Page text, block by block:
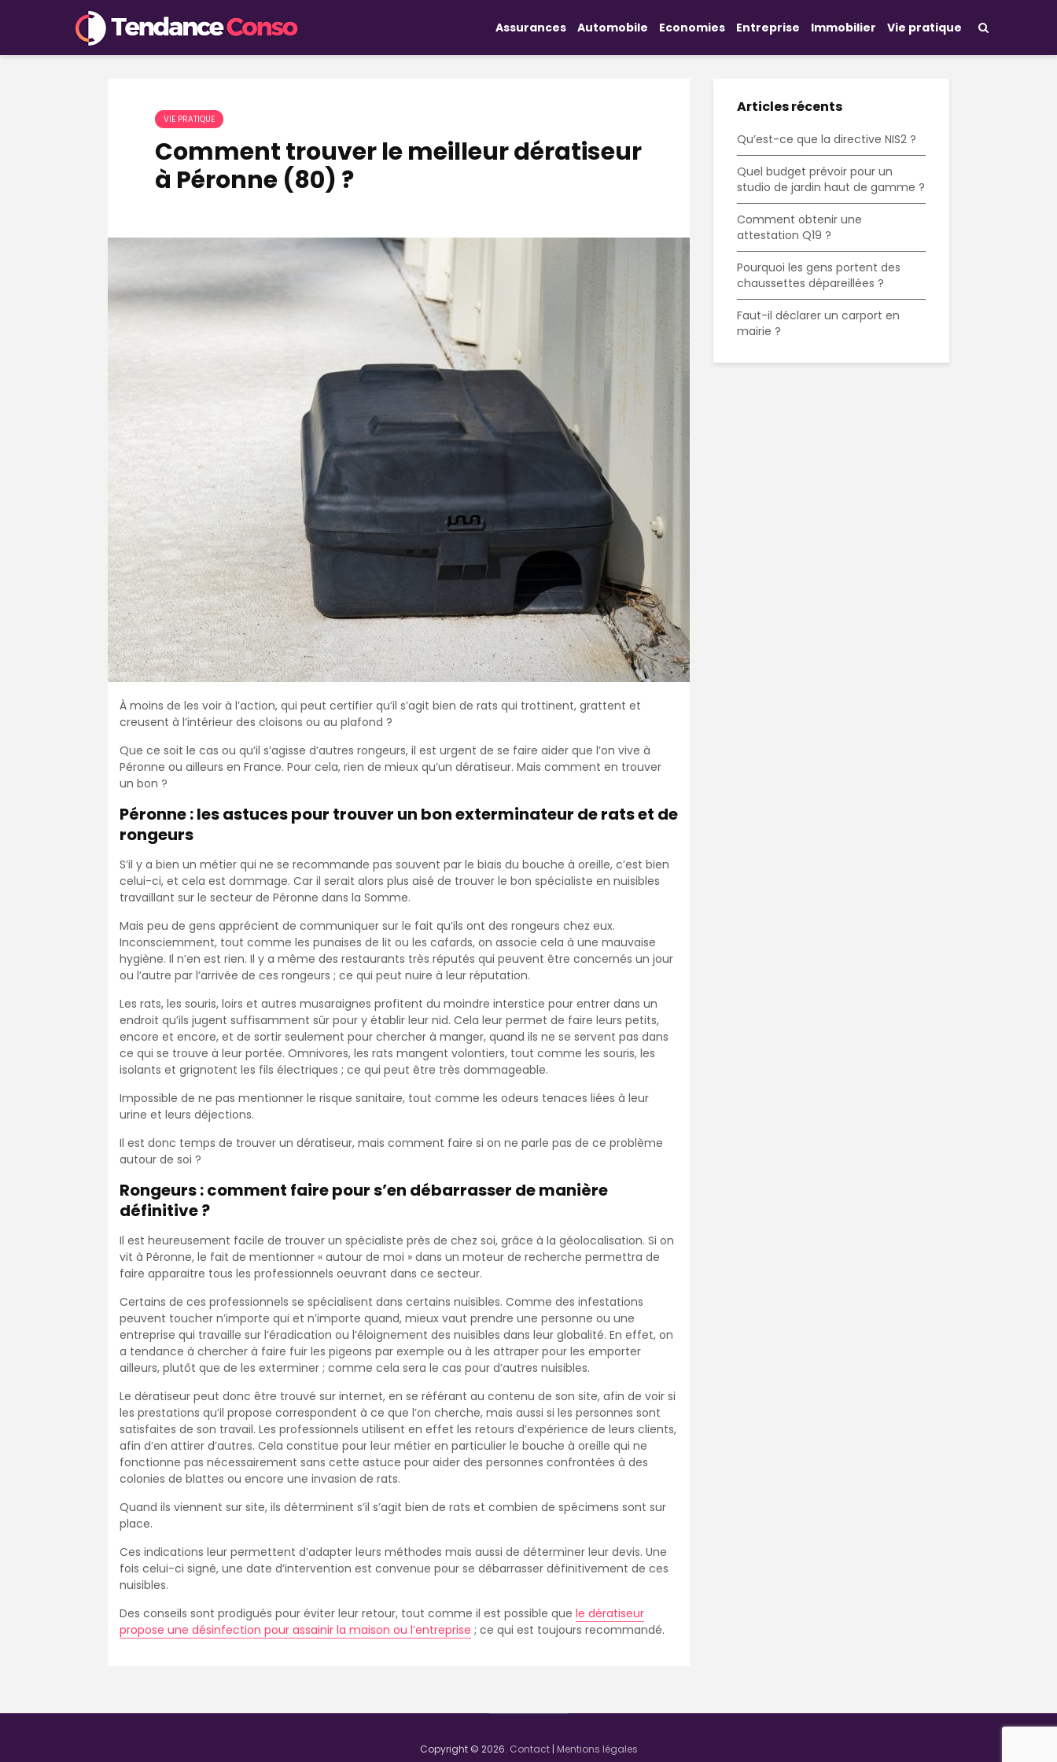
Assurances Automobile Economies Entreprise Immobilier Vie pratique
VIE PRATIQUE
Comment trouver le meilleur dératiseur
à Péronne (80) ?
À moins de les voir à l’action, qui peut certifier qu’il s’agit bien de rats qui trottinent, grattent et
creusent à l’intérieur des cloisons ou au plafond ?
Que ce soit le cas ou qu’il s’agisse d’autres rongeurs, il est urgent de se faire aider que l’on vive à
Péronne ou ailleurs en France. Pour cela, rien de mieux qu’un dératiseur. Mais comment en trouver
un bon ?
Péronne : les astuces pour trouver un bon exterminateur de rats et de
rongeurs
S’il y a bien un métier qui ne se recommande pas souvent par le biais du bouche à oreille, c’est bien
celui-ci, et cela est dommage. Car il serait alors plus aisé de trouver le bon spécialiste en nuisibles
travaillant sur le secteur de Péronne dans la Somme.
Mais peu de gens apprécient de communiquer sur le fait qu’ils ont des rongeurs chez eux.
Inconsciemment, tout comme les punaises de lit ou les cafards, on associe cela à une mauvaise
hygiène. Il n’en est rien. Il y a même des restaurants très réputés qui peuvent être concernés un jour
ou l’autre par l’arrivée de ces rongeurs ; ce qui peut nuire à leur réputation.
Les rats, les souris, loirs et autres musaraignes profitent du moindre interstice pour entrer dans un
endroit qu’ils jugent suffisamment sûr pour y établir leur nid. Cela leur permet de faire leurs petits,
encore et encore, et de sortir seulement pour chercher à manger, quand ils ne se servent pas dans
ce qui se trouve à leur portée. Omnivores, les rats mangent volontiers, tout comme les souris, les
isolants et grignotent les fils électriques ; ce qui peut être très dommageable.
Impossible de ne pas mentionner le risque sanitaire, tout comme les odeurs tenaces liées à leur
urine et leurs déjections.
Il est donc temps de trouver un dératiseur, mais comment faire si on ne parle pas de ce problème
autour de soi ?
Rongeurs : comment faire pour s’en débarrasser de manière
définitive ?
Il est heureusement facile de trouver un spécialiste près de chez soi, grâce à la géolocalisation. Si on
vit à Péronne, le fait de mentionner « autour de moi » dans un moteur de recherche permettra de
faire apparaitre tous les professionnels oeuvrant dans ce secteur.
Certains de ces professionnels se spécialisent dans certains nuisibles. Comme des infestations
peuvent toucher n’importe qui et n’importe quand, mieux vaut prendre une personne ou une
entreprise qui travaille sur l’éradication ou l’éloignement des nuisibles dans leur globalité. En effet, on
a tendance à chercher à faire fuir les pigeons par exemple ou à les attraper pour les emporter
ailleurs, plutôt que de les exterminer ; comme cela sera le cas pour d’autres nuisibles.
Le dératiseur peut donc être trouvé sur internet, en se référant au contenu de son site, afin de voir si
les prestations qu’il propose correspondent à ce que l’on cherche, mais aussi si les personnes sont
satisfaites de son travail. Les professionnels utilisent en effet les retours d’expérience de leurs clients,
afin d’en attirer d’autres. Cela constitue pour leur métier en particulier le bouche à oreille qui ne
fonctionne pas nécessairement sans cette astuce pour aider des personnes confrontées à des
colonies de blattes ou encore une invasion de rats.
Quand ils viennent sur site, ils déterminent s’il s’agit bien de rats et combien de spécimens sont sur
place.
Ces indications leur permettent d’adapter leurs méthodes mais aussi de déterminer leur devis. Une
fois celui-ci signé, une date d’intervention est convenue pour se débarrasser définitivement de ces
nuisibles.
Des conseils sont prodigués pour éviter leur retour, tout comme il est possible que le dératiseur
propose une désinfection pour assainir la maison ou l’entreprise ; ce qui est toujours recommandé.
Articles récents
Qu’est-ce que la directive NIS2 ?
Quel budget prévoir pour un
studio de jardin haut de gamme ?
Comment obtenir une
attestation Q19 ?
Pourquoi les gens portent des
chaussettes dépareillées ?
Faut-il déclarer un carport en
mairie ?
Copyright © 2026. Contact| Mentions légales